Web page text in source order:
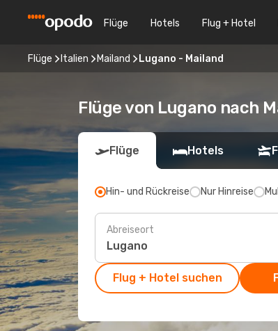
Flüge Hotels Flug + Hotel
Flüge Italien Mailand Lugano - Mailand
Flüge von Lugano nach
Flüge Hotels
Hin- und Rückreise Nur Hinreise
Abreiseort
Flug + Hotel suchen